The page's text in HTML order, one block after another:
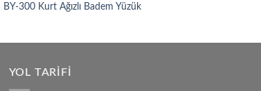
BY-300 Kurt Ağızlı Badem Yüzük
YOL TARIFI